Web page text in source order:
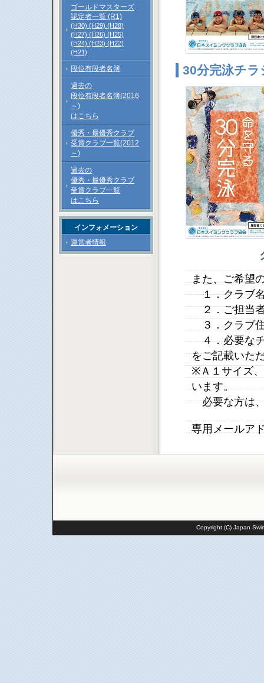
30分完泳チラ
また、ご希望
１．クラブ
２．ご担当
３．クラブ
４．必要なチ
をご記載いた
※Ａ１サイズ
います。
必要な方は、
専用メールア
ゴールドマスターズ
認定者一覧 (R1)
(H30) (H29) (H28)
(H27) (H26) (H25)
(H24) (H23) (H22)
(H21)
段位有段者名簿
過去の
段位有段者名簿(2016
～)
はこちら
優秀・最優秀クラブ
受賞クラブ一覧(2012
～)
過去の
優秀・最優秀クラブ
受賞クラブ一覧
はこちら
インフォメーション
運営者情報
Copyright (C) Japan